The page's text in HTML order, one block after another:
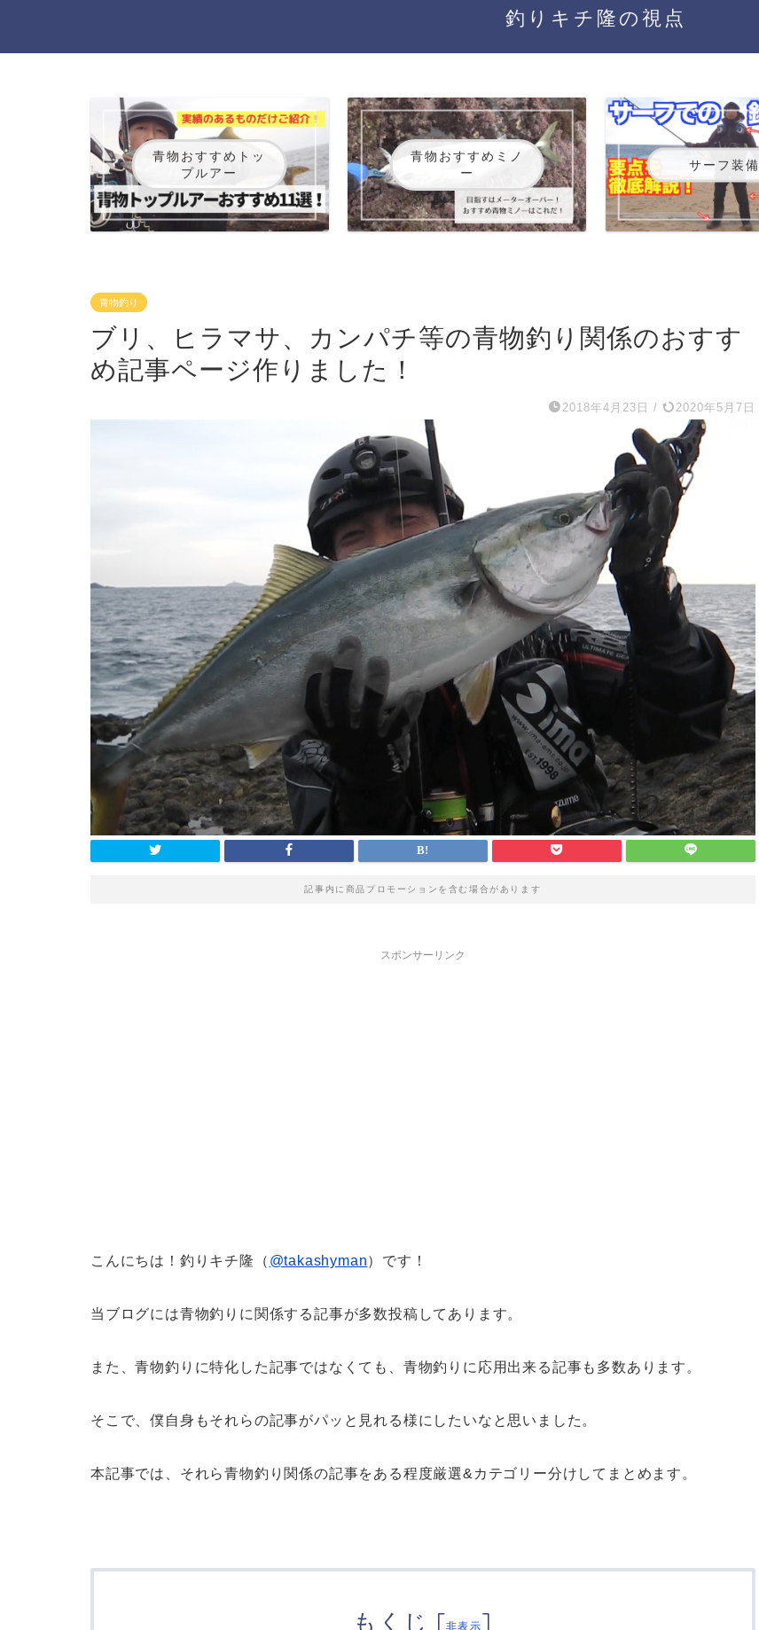
釣りキチ隆の視点
青物おすすめトッ
プルアー
青物おすすめミノ
ー
サーフ装備
青物釣り
ブリ、ヒラマサ、カンパチ等の青物釣り関係のおすす
め記事ページ作りました！
2018年4月23日 / 2020年5月7日
記事内に商品プロモーションを含む場合があります
スポンサーリンク
こんにちは！釣りキチ隆（ @takashyman）です！
当ブログには青物釣りに関係する記事が多数投稿してあります。
また、青物釣りに特化した記事ではなくても、青物釣りに応用出来る記事も多数あります。
そこで、僕自身もそれらの記事がパッと見れる様にしたいなと思いました。
本記事では、それら青物釣り関係の記事をある程度厳選&カテゴリー分けしてまとめます。
もくじ [非表示]